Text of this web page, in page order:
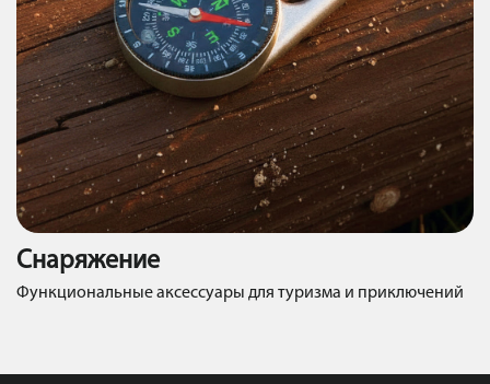
Снаряжение
Функциональные аксессуары для туризма и приключений